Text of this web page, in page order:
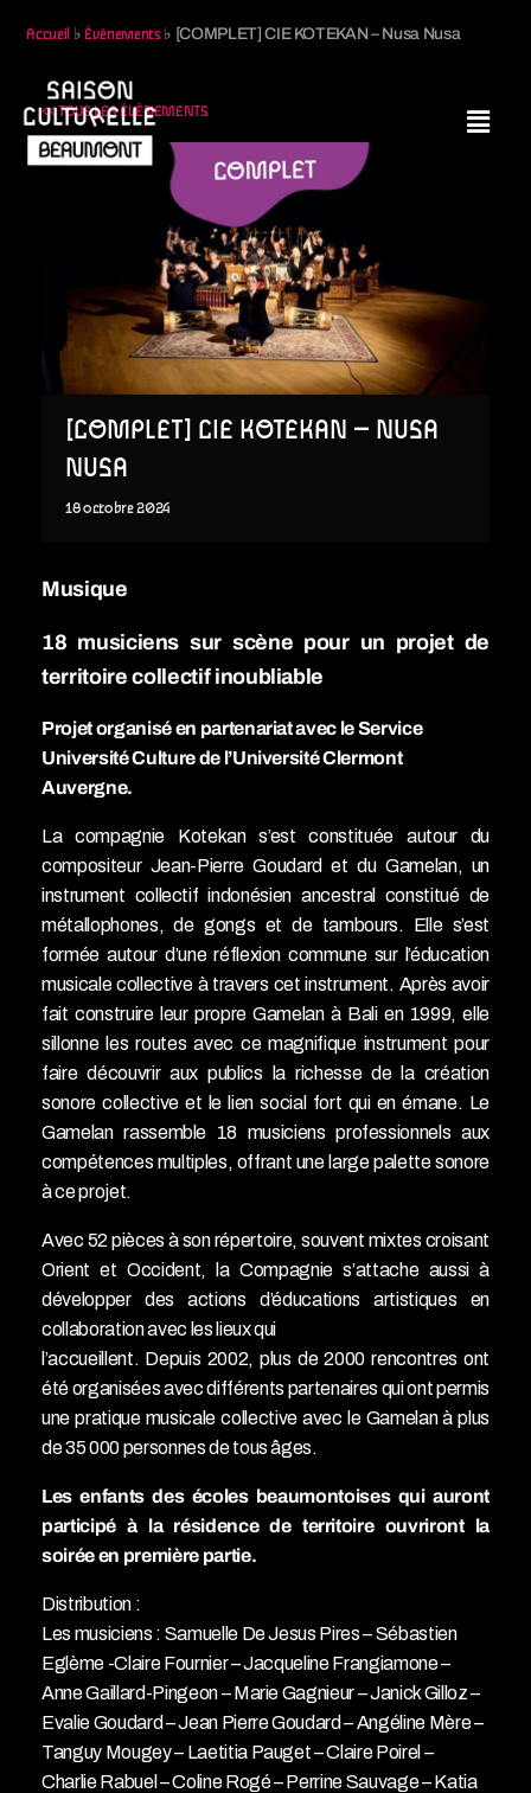
Accueil ♭ Évènements♭ [COMPLET] CIE KOTEKAN – Nusa Nusa
<< TOUS LES ÉVÈNEMENTS
[COMPLET] CIE KOTEKAN – NUSA
NUSA
18octobre2024
Musique
18 musiciens sur scène pour un projet de
territoire collectif inoubliable
Projet organisé en partenariat avec le Service
Université Culture de l’Université Clermont
Auvergne.
La compagnie Kotekan s’est constituée autour du
compositeur Jean-Pierre Goudard et du Gamelan, un
instrument collectif indonésien ancestral constitué de
métallophones, de gongs et de tambours. Elle s’est
formée autour d’une réflexion commune sur l’éducation
musicale collective à travers cet instrument. Après avoir
fait construire leur propre Gamelan à Bali en 1999, elle
sillonne les routes avec ce magnifique instrument pour
faire découvrir aux publics la richesse de la création
sonore collective et le lien social fort qui en émane. Le
Gamelan rassemble 18 musiciens professionnels aux
compétences multiples, offrant une large palette sonore
à ce projet.
Avec 52 pièces à son répertoire, souvent mixtes croisant
Orient et Occident, la Compagnie s’attache aussi à
développer des actions d’éducations artistiques en
collaboration avec les lieux qui
l’accueillent. Depuis 2002, plus de 2000 rencontres ont
été organisées avec différents partenaires qui ont permis
une pratique musicale collective avec le Gamelan à plus
de 35 000 personnes de tous âges.
Les enfants des écoles beaumontoises qui auront
participé à la résidence de territoire ouvriront la
soirée en première partie.
Distribution :
Les musiciens : Samuelle De Jesus Pires – Sébastien
Eglème -Claire Fournier – Jacqueline Frangiamone –
Anne Gaillard-Pingeon – Marie Gagnieur – Janick Gilloz –
Evalie Goudard – Jean Pierre Goudard – Angéline Mère –
Tanguy Mougey – Laetitia Pauget – Claire Poirel –
Charlie Rabuel – Coline Rogé – Perrine Sauvage – Katia